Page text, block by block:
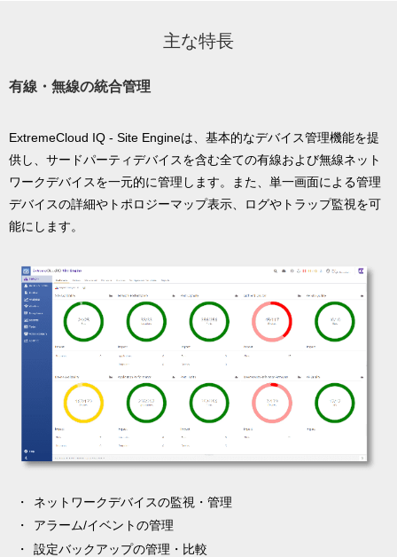
主な特長
有線・無線の統合管理
ExtremeCloud IQ - Site Engineは、基本的なデバイス管理機能を提
供し、サードパーティデバイスを含む全ての有線および無線ネット
ワークデバイスを一元的に管理します。また、単一画面による管理
デバイスの詳細やトポロジーマップ表示、ログやトラップ監視を可
能にします。
ネットワークデバイスの監視・管理
アラーム/イベントの管理
設定バックアップの管理・比較